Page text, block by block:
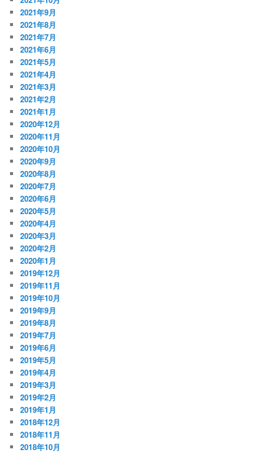
2021年9月
2021年8月
2021年7月
2021年6月
2021年5月
2021年4月
2021年3月
2021年2月
2021年1月
2020年12月
2020年11月
2020年10月
2020年9月
2020年8月
2020年7月
2020年6月
2020年5月
2020年4月
2020年3月
2020年2月
2020年1月
2019年12月
2019年11月
2019年10月
2019年9月
2019年8月
2019年7月
2019年6月
2019年5月
2019年4月
2019年3月
2019年2月
2019年1月
2018年12月
2018年11月
2018年10月